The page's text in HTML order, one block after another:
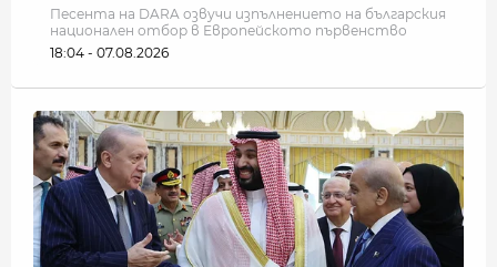
Песента на DARA озвучи изпълнението на българския
национален отбор в Европейското първенство
18:04 - 07.08.2026